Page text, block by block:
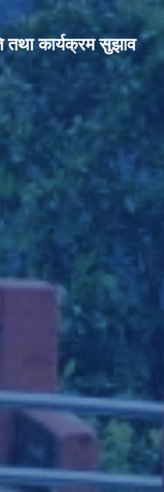
तथा कार्यक्रम सुझाव